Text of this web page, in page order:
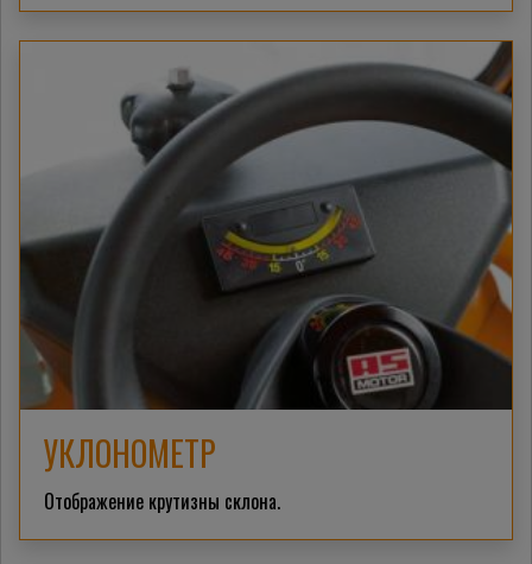
УКЛОНОМЕТР
Отображение крутизны склона.